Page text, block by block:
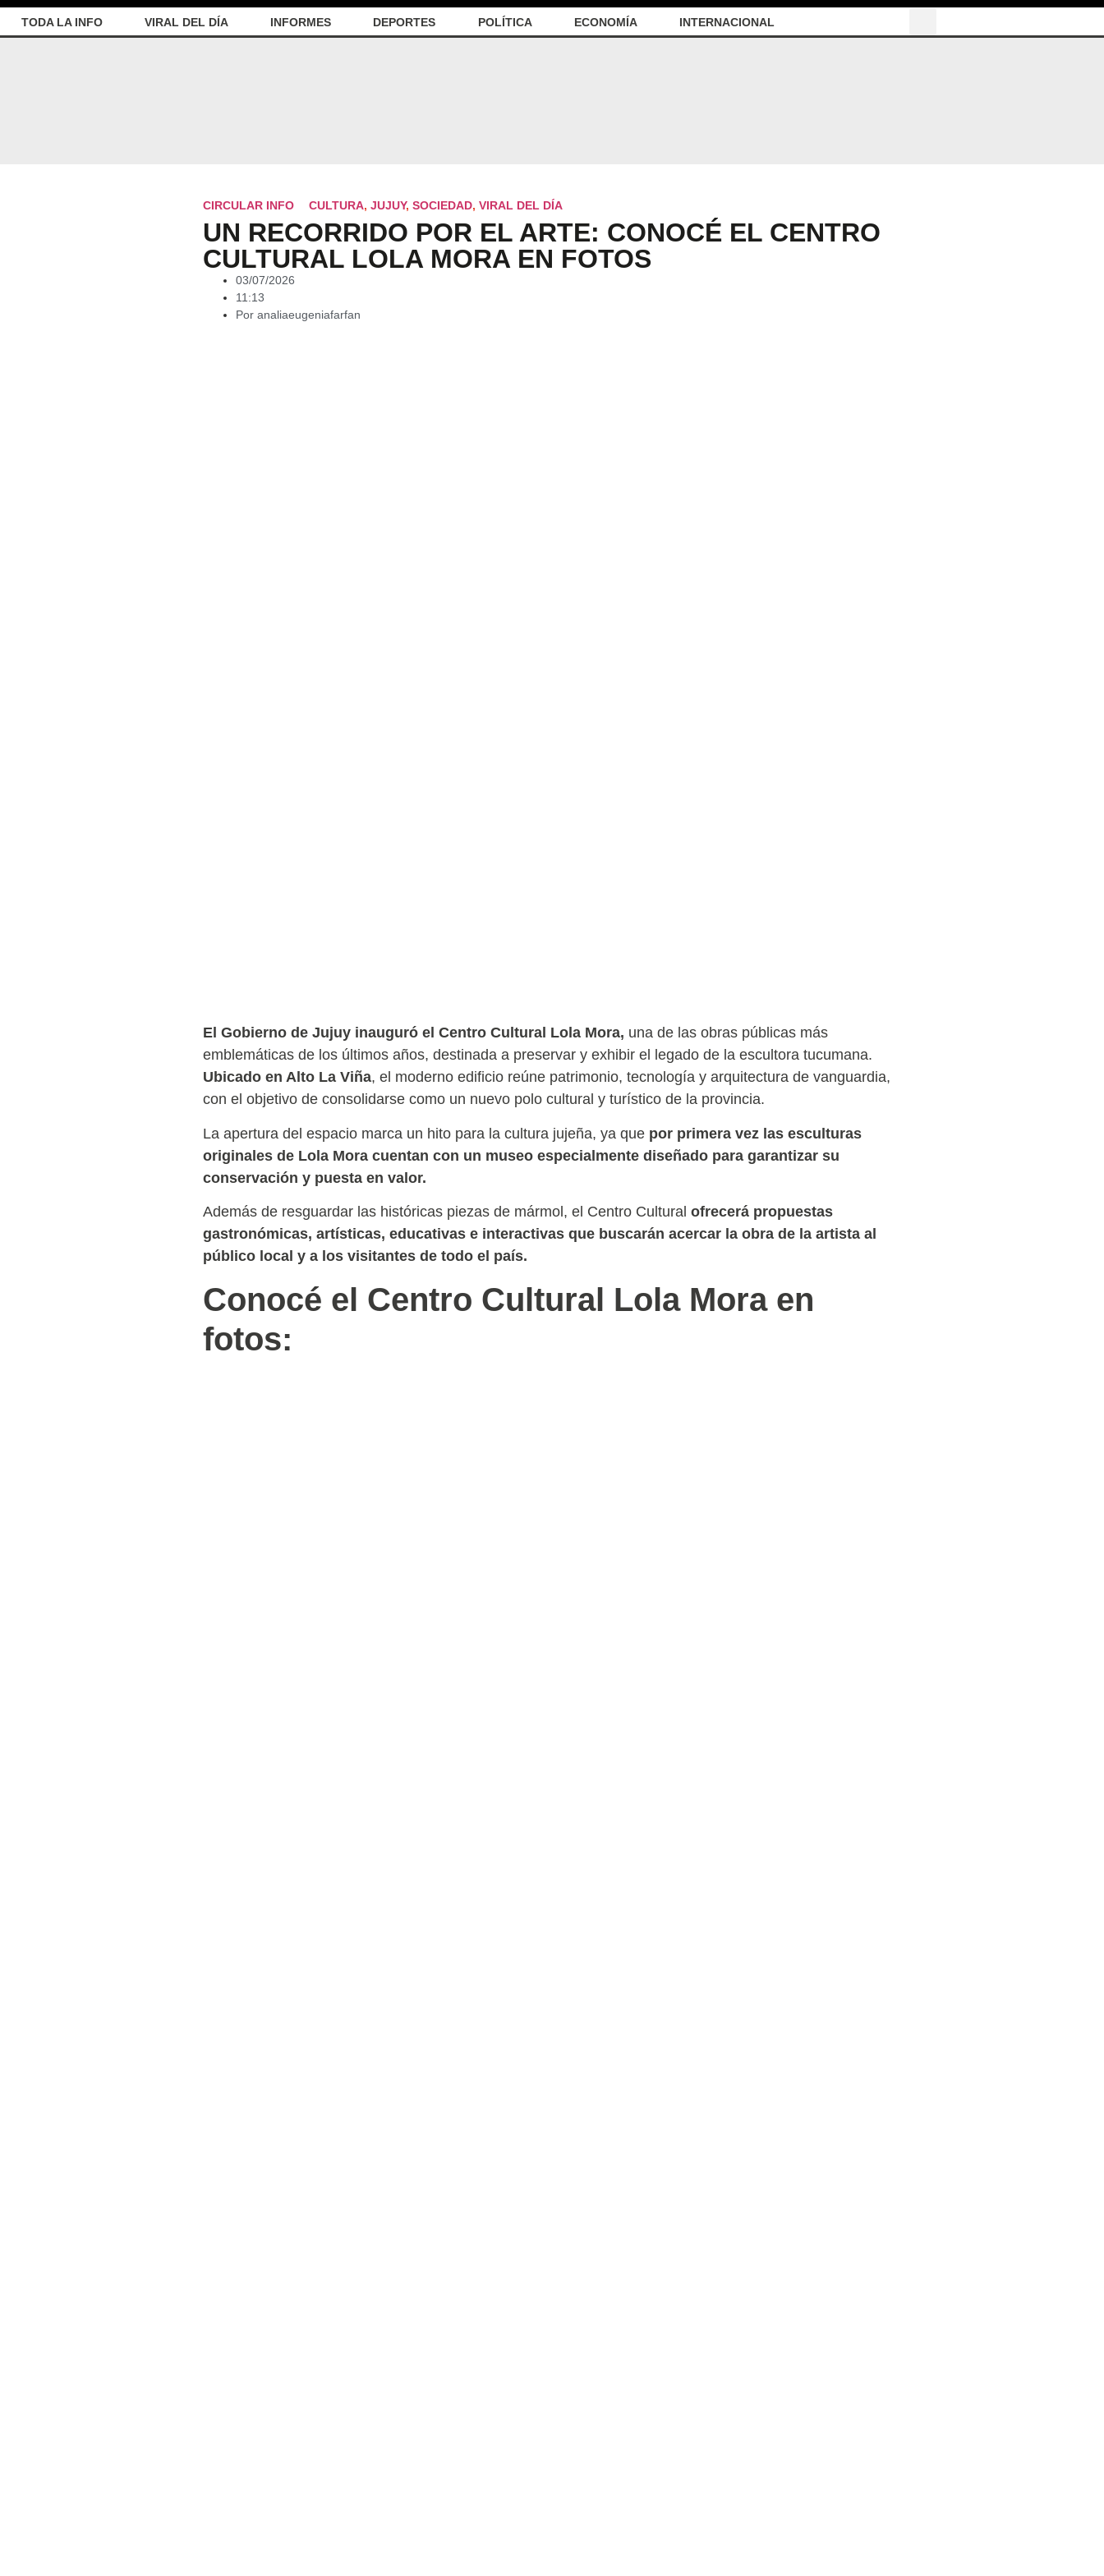
TODA LA INFO VIRAL DEL DÍA INFORMES DEPORTES POLÍTICA ECONOMÍA INTERNACIONAL
CIRCULAR INFO CULTURA, JUJUY, SOCIEDAD, VIRAL DEL DÍA
UN RECORRIDO POR EL ARTE: CONOCÉ EL CENTRO
CULTURAL LOLA MORA EN FOTOS
03/07/2026
11:13
Por analiaeugeniafarfan
El Gobierno de Jujuy inauguró el Centro Cultural Lola Mora, una de las obras públicas más
emblemáticas de los últimos años, destinada a preservar y exhibir el legado de la escultora tucumana.
Ubicado en Alto La Viña, el moderno edificio reúne patrimonio, tecnología y arquitectura de vanguardia,
con el objetivo de consolidarse como un nuevo polo cultural y turístico de la provincia.
La apertura del espacio marca un hito para la cultura jujeña, ya que por primera vez las esculturas
originales de Lola Mora cuentan con un museo especialmente diseñado para garantizar su
conservación y puesta en valor.
Además de resguardar las históricas piezas de mármol, el Centro Cultural ofrecerá propuestas
gastronómicas, artísticas, educativas e interactivas que buscarán acercar la obra de la artista al
público local y a los visitantes de todo el país.
Conocé el Centro Cultural Lola Mora en
fotos: